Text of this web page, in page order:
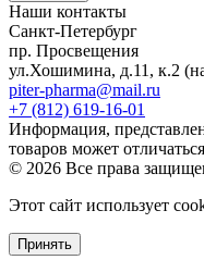
Наши контакты
Санкт-Петербург
пр. Просвещения
ул.Хошимина, д.11, к.2
piter-pharma@mail.ru
+7 (812) 619-16-01
Информация,
товаров может
© 2026 Все права
Этот сайт использует
Принять